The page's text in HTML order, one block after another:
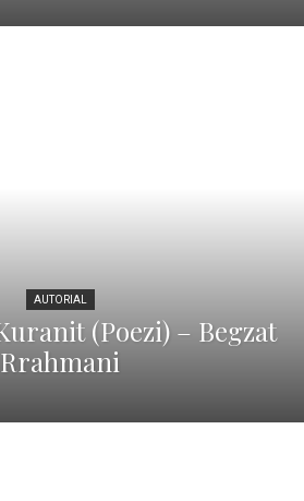
AUTORIAL
(Poezi) – Begzat
Rrahmani